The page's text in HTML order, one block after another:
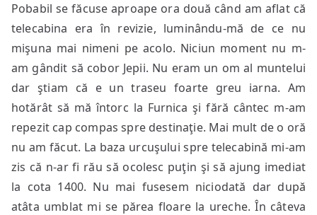
Pobabil se făcuse aproape ora două când am aflat că
telecabina era în revizie, luminându-mă de ce nu
mişuna mai nimeni pe acolo. Niciun moment nu m-
am gândit să cobor Jepii. Nu eram un om al muntelui
dar ştiam că e un traseu foarte greu iarna. Am
hotărât să mă întorc la Furnica şi fără cântec m-am
repezit cap compas spre destinaţie. Mai mult de o oră
nu am făcut. La baza urcuşului spre telecabină mi-am
zis că n-ar fi rău să ocolesc puţin şi să ajung imediat
la cota 1400. Nu mai fusesem niciodată dar după
atâta umblat mi se părea floare la ureche. În câteva